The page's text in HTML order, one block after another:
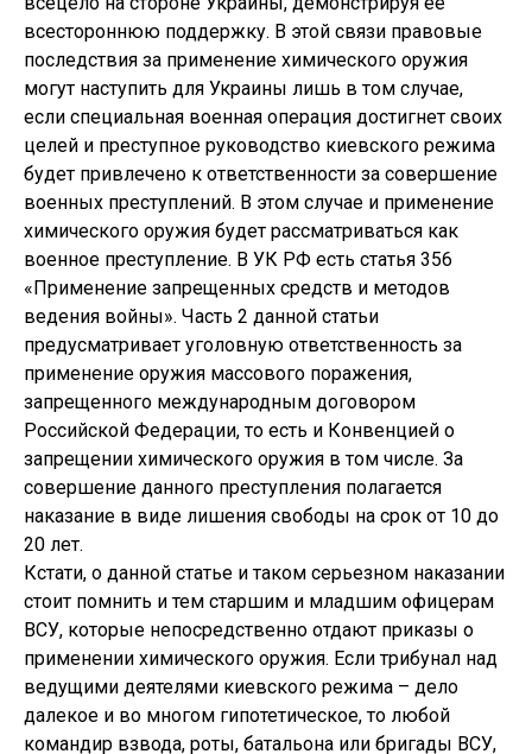
всестороннюю поддержку. В этой связи правовые
последствия за применение химического оружия
могут наступить для Украины лишь в том случае,
если специальная военная операция достигнет своих
целей и преступное руководство киевского режима
будет привлечено к ответственности за совершение
военных преступлений. В этом случае и применение
химического оружия будет рассматриваться как
военное преступление. В УК РФ есть статья 356
«Применение запрещенных средств и методов
ведения войны». Часть 2 данной статьи
предусматривает уголовную ответственность за
применение оружия массового поражения,
запрещенного международным договором
Российской Федерации, то есть и Конвенцией о
запрещении химического оружия в том числе. За
совершение данного преступления полагается
наказание в виде лишения свободы на срок от 10 до
20 лет.
Кстати, о данной статье и таком серьезном наказании
стоит помнить и тем старшим и младшим офицерам
ВСУ, которые непосредственно отдают приказы о
применении химического оружия. Если трибунал над
ведущими деятелями киевского режима – дело
далекое и во многом гипотетическое, то любой
командир взвода, роты, батальона или бригады ВСУ,